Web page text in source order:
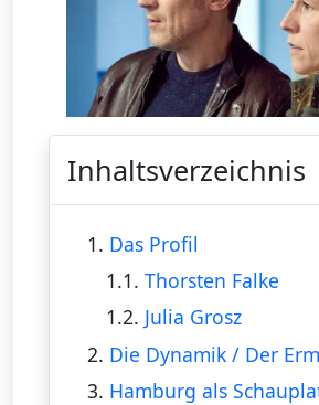
Inhaltsverzeichnis
1. Das Profil
1.1.Thorsten Falke
1.2. Julia Grosz
2. Die Dynamik / Der
3. Hamburg als